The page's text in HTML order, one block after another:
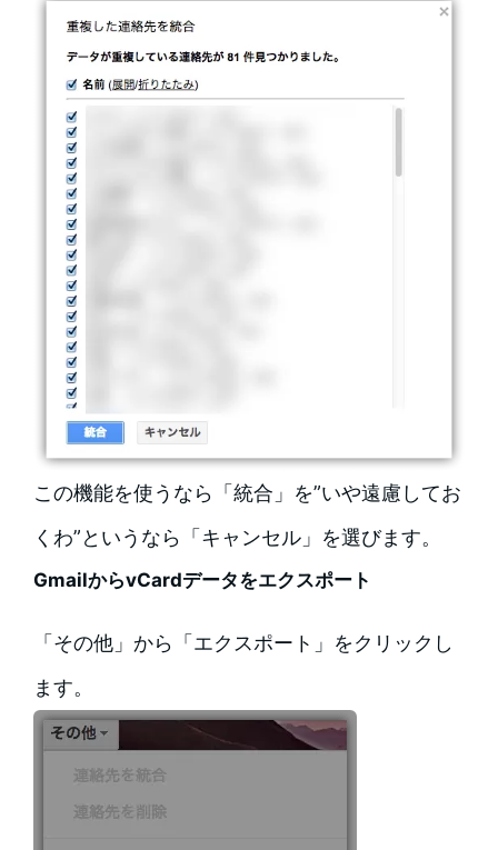
この機能を使うなら「統合」を”いや遠慮してお
くわ”というなら「キャンセル」を選びます。
GmailからvCardデータをエクスポート
「その他」から「エクスポート」をクリックし
ます。